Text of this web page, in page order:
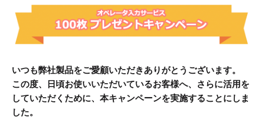
いつも弊社製品をご愛顧いただきありがとうございます。
この度、日頃お使いいただいているお客様へ、さらに活用を
していただくために、本キャンペーンを実施することにしま
した。